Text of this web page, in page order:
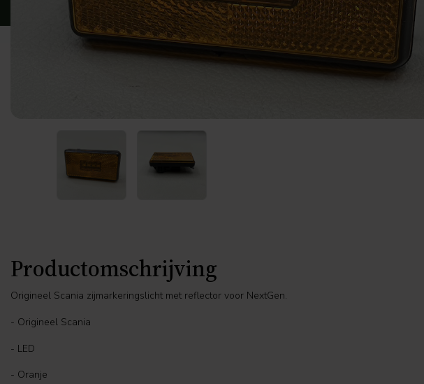
Productomschrijving
Origineel Scania zijmarkeringslicht met reflector voor NextGen.
- Origineel Scania
- LED
- Oranje